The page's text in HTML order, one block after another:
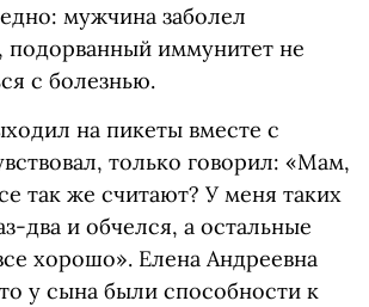
мужчина заболел
подорванный иммунитет не
с болезнью.
на пикеты вместе с
только говорил: «Мам,
так же считают? У меня таких
два и обчелся, а остальные
хорошо». Елена Андреевна
у сына были способности к